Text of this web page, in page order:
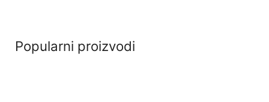
Popularni proizvodi